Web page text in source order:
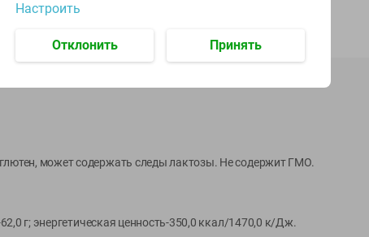
120г
может содержать следы лактозы. Не содержит ГМО.
г; энергетическая ценность-350,0 ккал/1470,0 к/Дж.
Настроить
Отклонить Принять